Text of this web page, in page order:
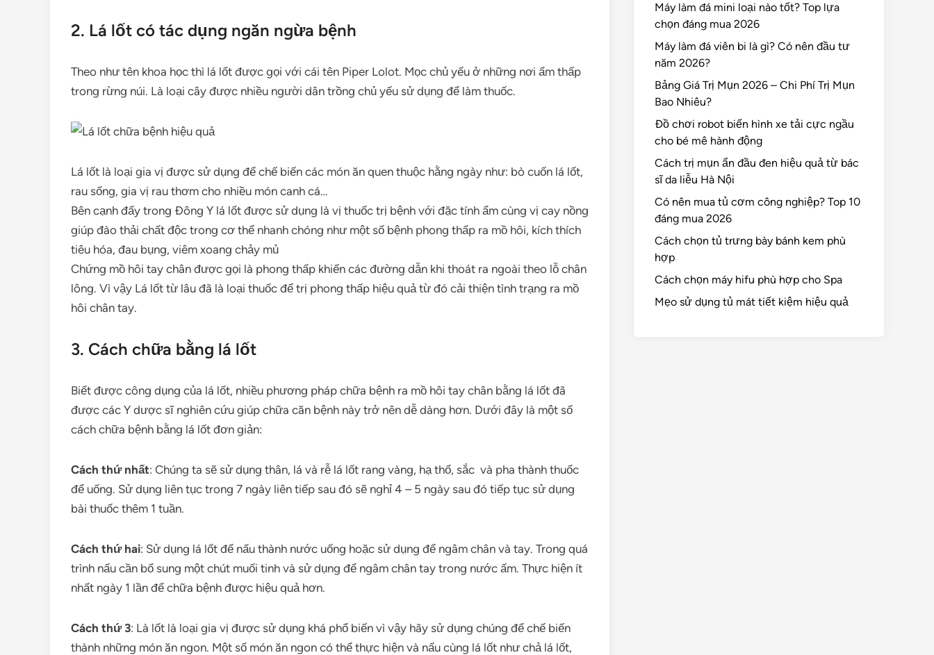
2. Lá lốt có tác dụng ngăn ngừa bệnh
Theo như tên khoa học thì lá lốt được gọi với cái tên Piper Lolot. Mọc chủ yếu ở những nơi ẩm thấp
trong rừng núi. Là loại cây được nhiều người dân trồng chủ yếu sử dụng để làm thuốc.
Lá lốt là loại gia vị được sử dụng để chế biến các món ăn quen thuộc hằng ngày như: bò cuốn lá lốt,
rau sống, gia vị rau thơm cho nhiều món canh cá…
Bên cạnh đấy trong Đông Y lá lốt được sử dụng là vị thuốc trị bệnh với đặc tính ẩm cùng vị cay nồng
giúp đào thải chất độc trong cơ thể nhanh chóng như một số bệnh phong thấp ra mồ hôi, kích thích
tiêu hóa, đau bụng, viêm xoang chảy mủ
Chứng mồ hôi tay chân được gọi là phong thấp khiến các đường dẫn khi thoát ra ngoài theo lỗ chân
lông. Vì vậy Lá lốt từ lâu đã là loại thuốc để trị phong thấp hiệu quả từ đó cải thiện tình trạng ra mồ
hôi chân tay.
3. Cách chữa bằng lá lốt
Biết được công dụng của lá lốt, nhiều phương pháp chữa bệnh ra mồ hôi tay chân bằng lá lốt đã
được các Y dược sĩ nghiên cứu giúp chữa căn bệnh này trở nên dễ dàng hơn. Dưới đây là một số
cách chữa bệnh bằng lá lốt đơn giản:
Cách thứ nhất: Chúng ta sẽ sử dụng thân, lá và rễ lá lốt rang vàng, hạ thổ, sắc và pha thành thuốc
để uống. Sử dụng liên tục trong 7 ngày liên tiếp sau đó sẽ nghỉ 4 – 5 ngày sau đó tiếp tục sử dụng
bài thuốc thêm 1 tuần.
Cách thứ hai: Sử dụng lá lốt để nấu thành nước uống hoặc sử dụng để ngâm chân và tay. Trong quá
trình nấu cần bổ sung một chút muối tinh và sử dụng để ngâm chân tay trong nước ấm. Thực hiện ít
nhất ngày 1 lần để chữa bệnh được hiệu quả hơn.
Cách thứ 3: Là lốt là loại gia vị được sử dụng khá phổ biến vì vậy hãy sử dụng chúng để chế biến
thành những món ăn ngon. Một số món ăn ngon có thể thực hiện và nấu cùng lá lốt như chả lá lốt,
Máy làm đá mini loại nào tốt? Top lựa
chọn đáng mua 2026
Máy làm đá viên bi là gì? Có nên đầu tư
năm 2026?
Bảng Giá Trị Mụn 2026 – Chi Phí Trị Mụn
Bao Nhiêu?
Đồ chơi robot biến hình xe tải cực ngầu
cho bé mê hành động
Cách trị mụn ẩn đầu đen hiệu quả từ bác
sĩ da liễu Hà Nội
Có nên mua tủ cơm công nghiệp? Top 10
đáng mua 2026
Cách chọn tủ trưng bày bánh kem phù
hợp
Cách chọn máy hifu phù hợp cho Spa
Mẹo sử dụng tủ mát tiết kiệm hiệu quả